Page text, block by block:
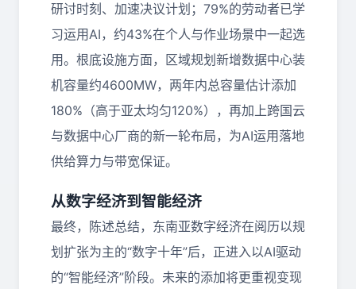
研讨时刻、加速决议计划；79%的劳动者已学
习运用AI，约43%在个人与作业场景中一起选
用。根底设施方面，区域规划新增数据中心装
机容量约4600MW，两年内总容量估计添加
180%（高于亚太均匀120%），再加上跨国云
与数据中心厂商的新一轮布局，为AI运用落地
供给算力与带宽保证。
从数字经济到智能经济
最终，陈述总结，东南亚数字经济在阅历以规
划扩张为主的“数字十年”后，正进入以AI驱动
的“智能经济”阶段。未来的添加将更重视变现